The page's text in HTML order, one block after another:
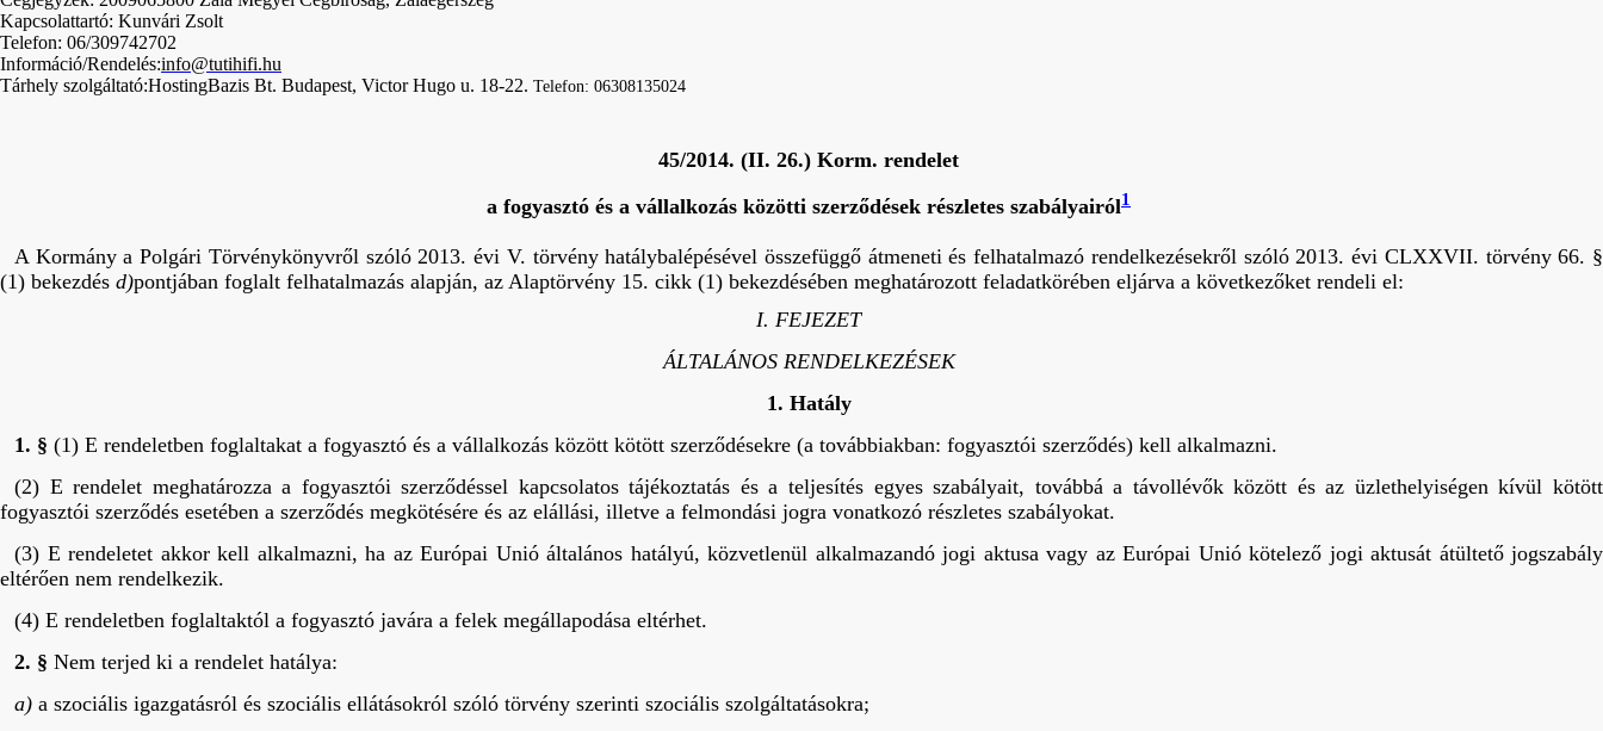
Kapcsolattartó: Kunvári Zsolt
Telefon: 06/309742702
Információ/Rendelés:info@tutihifi.hu
Tárhely szolgáltató:HostingBazis Bt. Budapest, Victor Hugo u. 18-22. Telefon: 06308135024
45/2014. (II. 26.) Korm. rendelet
a fogyasztó és a vállalkozás közötti szerződések részletes szabályairól1
A Kormány a Polgári Törvénykönyvről szóló 2013. évi V. törvény hatálybalépésével összefüggő átmeneti és felhatalmazó rendelkezésekről szóló 2013. évi CLXXVII. törvény 66. §
(1) bekezdés d)pontjában foglalt felhatalmazás alapján, az Alaptörvény 15. cikk (1) bekezdésében meghatározott feladatkörében eljárva a következőket rendeli el:
I. FEJEZET
ÁLTALÁNOS RENDELKEZÉSEK
1. Hatály
1. § (1) E rendeletben foglaltakat a fogyasztó és a vállalkozás között kötött szerződésekre (a továbbiakban: fogyasztói szerződés) kell alkalmazni.
(2) E rendelet meghatározza a fogyasztói szerződéssel kapcsolatos tájékoztatás és a teljesítés egyes szabályait, továbbá a távollévők között és az üzlethelyiségen kívül kötött
fogyasztói szerződés esetében a szerződés megkötésére és az elállási, illetve a felmondási jogra vonatkozó részletes szabályokat.
(3) E rendeletet akkor kell alkalmazni, ha az Európai Unió általános hatályú, közvetlenül alkalmazandó jogi aktusa vagy az Európai Unió kötelező jogi aktusát átültető jogszabály
eltérően nem rendelkezik.
(4) E rendeletben foglaltaktól a fogyasztó javára a felek megállapodása eltérhet.
2. § Nem terjed ki a rendelet hatálya:
a) a szociális igazgatásról és szociális ellátásokról szóló törvény szerinti szociális szolgáltatásokra;